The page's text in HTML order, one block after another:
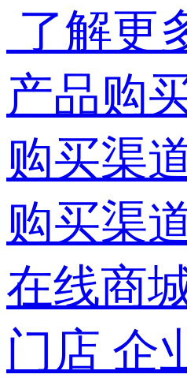
了解更
产品购
购买渠
购买渠
在线商
门店 企